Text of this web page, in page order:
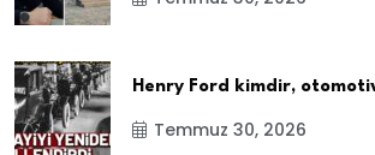
Henry Ford kimdir,
Temmuz 30, 2026